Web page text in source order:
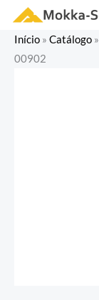
conteúdo
Início » Catálogo »
00902